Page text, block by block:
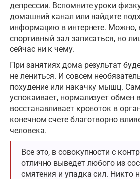
депрессии. Вспомните уроки
домашний канал или найдите
информацию в интернете. Можно,
спортивный зал записаться, но
сейчас ни к чему.
При занятиях дома результат
не лениться. И совсем
похудение или накачку мышц. Сам
успокаивает, нормализует обмен
восстанавливает кровоток в
конечном счете благотворно
человека.
Все это, в совокупности с
отлично выведет любого из
смятения и упадка сил. Никто